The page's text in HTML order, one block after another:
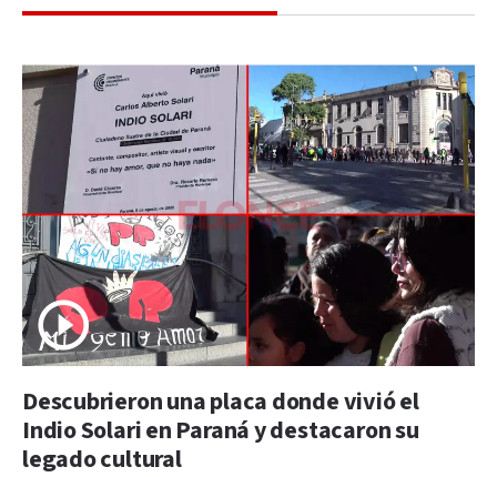
Descubrieron una placa donde vivió el
Indio Solari en Paraná y destacaron su
legado cultural